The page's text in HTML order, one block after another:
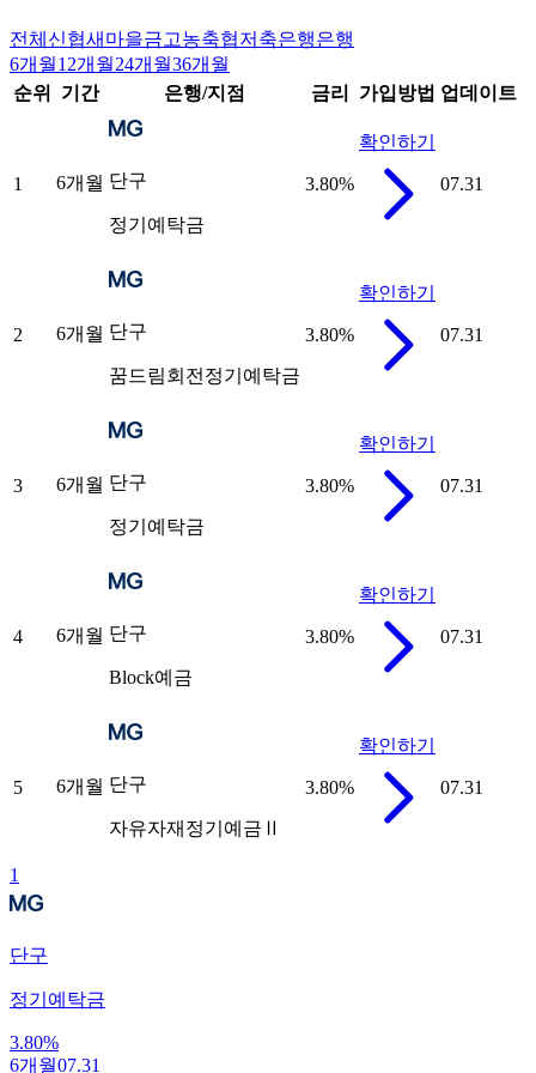
전체 신협새마을금고농축협저축은행은행
6개월12개월24개월36개월
순위
기간 은행/지점 금리 가입방법 업데이트
1 6개월 단구
정기예탁금
3.80%
확인하기
07.31
2 6개월 단구
꿈드림회전정기예탁금
3.80%
확인하기
07.31
3 6개월 단구
정기예탁금
3.80%
확인하기
07.31
4 6개월 단구
Block예금
3.80%
확인하기
07.31
5 6개월 단구
자유자재정기예금Ⅱ
3.80%
확인하기
07.31
1
단구
정기예탁금
3.80%
6개월07.31